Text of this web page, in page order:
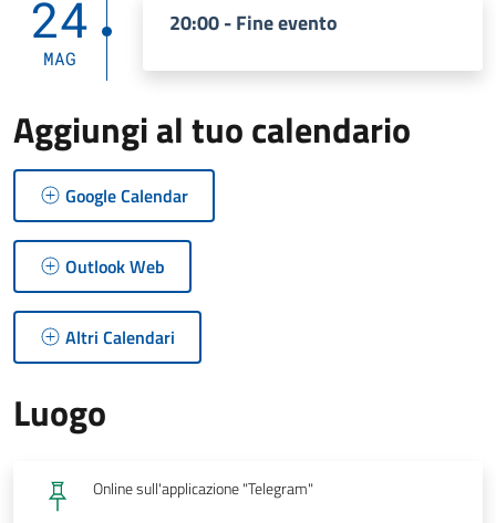
24
MAG
20:00 - Fine evento
Aggiungi al tuo calendario
Google Calendar
Outlook Web
Altri Calendari
Luogo
Online sull'applicazione "Telegram"